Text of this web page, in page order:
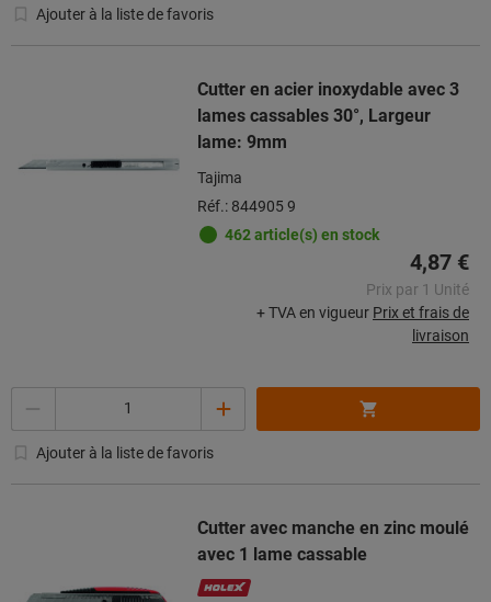
Ajouter à la liste de favoris
Cutter en acier inoxydable avec 3
lames cassables 30°, Largeur
lame: 9mm
Tajima
Réf.: 844905 9
462 article(s) en stock
4,87 €
Prix par 1 Unité
+ TVA en vigueur Prix et frais de
livraison
Ajouter à la liste de favoris
Cutter avec manche en zinc moulé
avec 1 lame cassable